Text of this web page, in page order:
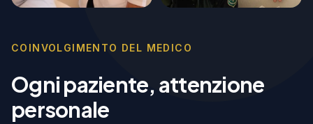
COINVOLGIMENTO DEL MEDICO
Ogni paziente, attenzione
personale